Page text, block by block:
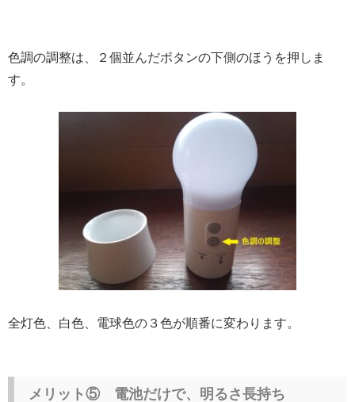
色調の調整は、２個並んだボタンの下側のほうを押しま
す。
全灯色、白色、電球色の３色が順番に変わります。
メリット⑤ 電池だけで、明るさ長持ち